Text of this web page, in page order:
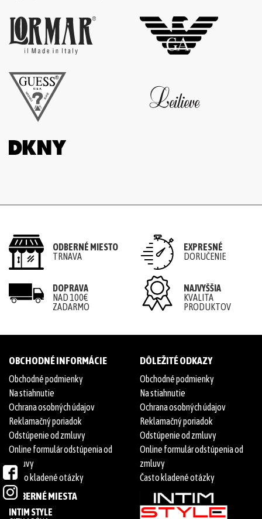
Teplákové
súpravy/
komplety
Topánky
legíny/tepláky
kožuchy,
kabáty
Vianočné
Blúzky,
košele
ODBERNÉ MIESTO
TRNAVA
EXPRESNÉ
DORUČENIE
DOPRAVA
NAD 100€
ZADARMO
NAJVYŠŠIA
KVALITA
PRODUKTOV
OBCHODNÉ INFORMÁCIE
Obchodné podmienky
Na stiahnutie
Ochrana osobných údajov
Reklamačný poriadok
Odstúpenie od zmluvy
Online formulár odstúpenia od
zmluvy
Často kladené otázky
DÔLEŽITÉ ODKAZY
Obchodné podmienky
Na stiahnutie
Ochrana osobných údajov
Reklamačný poriadok
Odstúpenie od zmluvy
Online formulár odstúpenia od
zmluvy
Často kladené otázky
ODBERNÉ MIESTA
INTIM STYLE